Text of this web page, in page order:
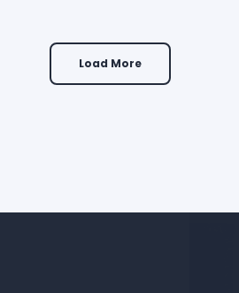
Load More